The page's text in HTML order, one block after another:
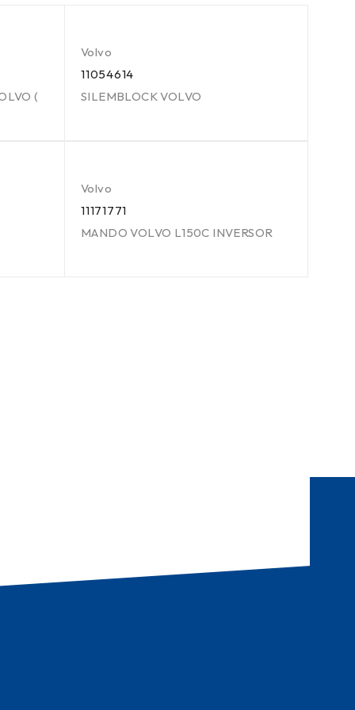
(
Volvo
11054614
SILEMBLOCK VOLVO
Volvo
11171771
MANDO VOLVO L150C INVERSOR